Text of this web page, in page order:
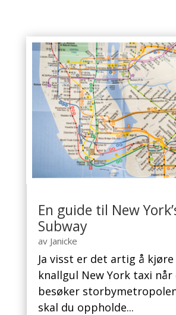
En guide til New
Subway
av Janicke
Ja visst er det artig å
knallgul New York taxi når
besøker
skal du oppholde...